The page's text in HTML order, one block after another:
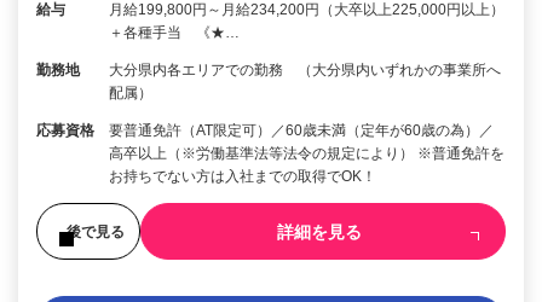
給与
月給199,800円～月給234,200円（大卒以上225,000円以上）
＋各種手当 《★…
勤務地
大分県内各エリアでの勤務 （大分県内いずれかの事業所へ
配属）
応募資格
要普通免許（AT限定可）／60歳未満（定年が60歳の為）／
高卒以上（※労働基準法等法令の規定により） ※普通免許を
お持ちでない方は入社までの取得でOK！
後で見る 詳細を見る